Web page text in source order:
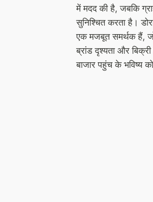
में मदद की है, जबकि
सुनिश्चित करता है।
एक मजबूत समर्थक हैं,
ब्रांड दृश्यता और
बाजार पहुंच के भविष्य